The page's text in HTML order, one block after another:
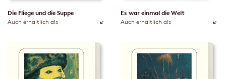
Die Fliege und die Suppe
Auch erhältlich als
Es war einmal die Welt
Auch erhältlich als